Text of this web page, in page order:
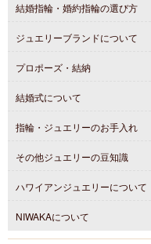
結婚指輪・婚約指輪の選び方
ジュエリーブランドについて
プロポーズ・結納
結婚式について
指輪・ジュエリーのお手入れ
その他ジュエリーの豆知識
ハワイアンジュエリーについて
NIWAKAについて